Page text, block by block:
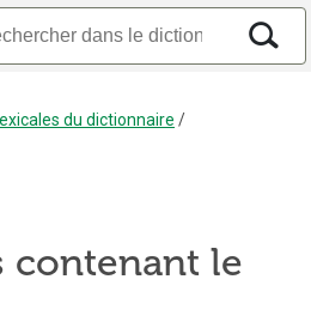
du dictionnaire /
contenant le